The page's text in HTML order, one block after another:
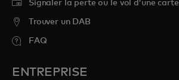
Signaler la perte ou le vol d’une carte
Trouver un DAB
FAQ
ENTREPRISE